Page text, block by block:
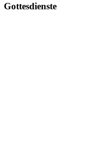
Gottesdienste